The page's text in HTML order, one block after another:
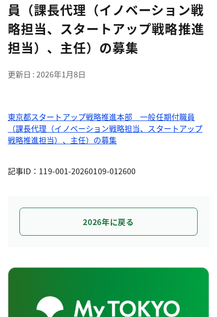
員（課長代理（イノベーション戦
略担当、スタートアップ戦略推進
担当）、主任）の募集
更新日 2026年1月8日
東京都スタートアップ戦略推進本部 一般任期付職員
（課長代理（イノベーション戦略担当、スタートアップ
戦略推進担当）、主任）の募集
記事ID：119-001-20260109-012600
2026年に戻る